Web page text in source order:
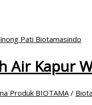
Air Kapur
Produk BIOTAMA/